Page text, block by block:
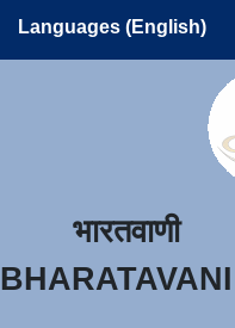
Languages (English)
भारतवाणी
BHARATAVANI